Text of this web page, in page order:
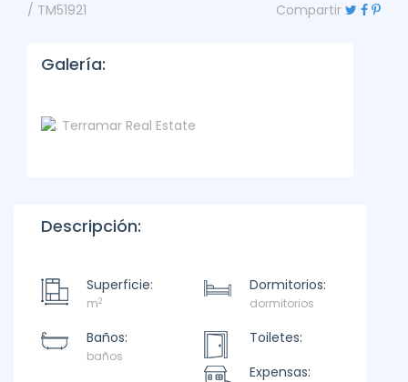
/ TM51921 Compartir
Galería:
Descripción:
Superficie:
m2
Dormitorios:
dormitorios
Baños:
baños
Toiletes:
Expensas: